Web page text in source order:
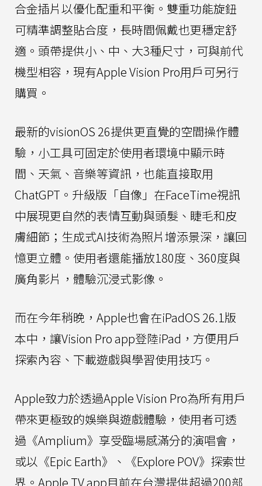
合金插片以優化配重和平衡。雙重功能旋鈕
可精準調整貼合度，長時間佩戴也更穩定舒
適。頭帶提供小、中、大3種尺寸，可與前代
機型相容，現有Apple Vision Pro用戶可另行
購買。
最新的visionOS 26提供更直覺的空間操作體
驗，小工具可固定於使用者環境中顯示時
間、天氣、音樂等資訊，也能直接取用
ChatGPT。升級版「自像」在FaceTime視訊
中展現更自然的表情互動與頭髮、睫毛和皮
膚細節；生成式AI技術為照片增添景深，讓回
憶更立體。使用者還能播放180度、360度與
廣角影片，體驗沉浸式影像。
而在今年稍晚，Apple也會在iPadOS 26.1版
本中，讓Vision Pro app登陸iPad，方便用戶
探索內容、下載遊戲與學習使用技巧。
Apple致力於透過Apple Vision Pro為所有用戶
帶來更極致的娛樂與遊戲體驗，使用者可透
過《Amplium》享受臨場感滿分的演唱會，
或以《Epic Earth》、《Explore POV》探索世
界。Apple TV app目前在台灣提供超過200部